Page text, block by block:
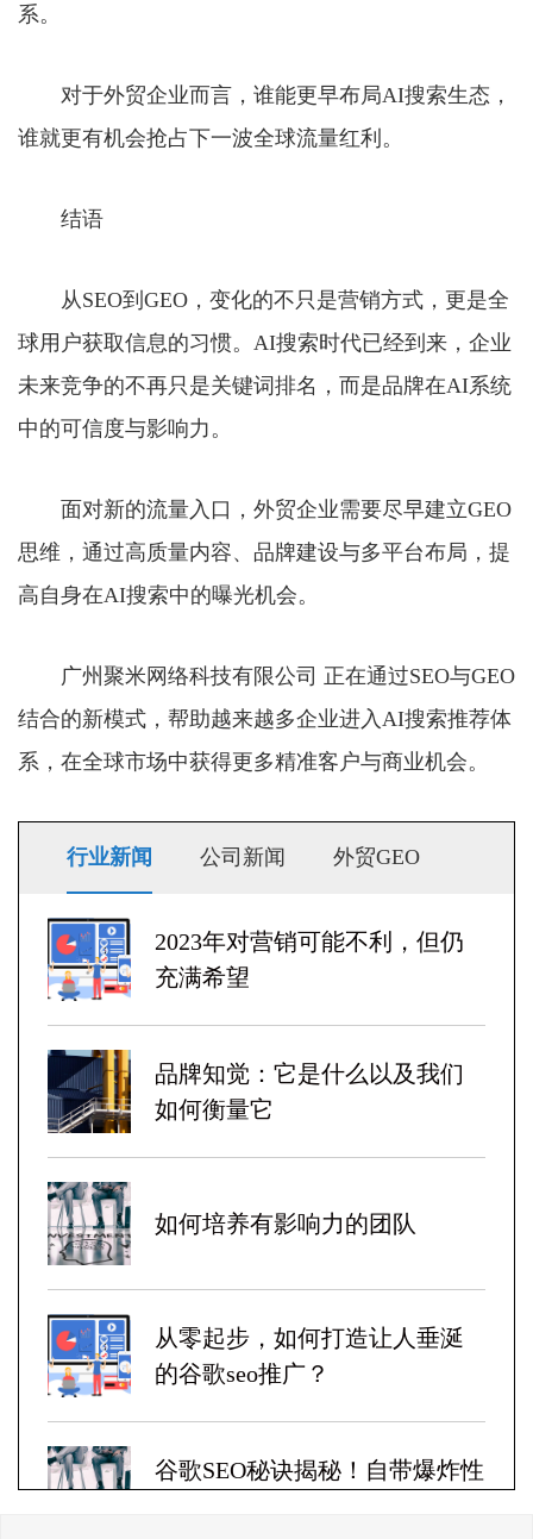
系。
对于外贸企业而言，谁能更早布局AI搜索生态，
谁就更有机会抢占下一波全球流量红利。
结语
从SEO到GEO，变化的不只是营销方式，更是全
球用户获取信息的习惯。AI搜索时代已经到来，企业
未来竞争的不再只是关键词排名，而是品牌在AI系统
中的可信度与影响力。
面对新的流量入口，外贸企业需要尽早建立GEO
思维，通过高质量内容、品牌建设与多平台布局，提
高自身在AI搜索中的曝光机会。
广州聚米网络科技有限公司 正在通过SEO与GEO
结合的新模式，帮助越来越多企业进入AI搜索推荐体
系，在全球市场中获得更多精准客户与商业机会。
行业新闻 公司新闻 外贸GEO
2023年对营销可能不利，但仍
充满希望
品牌知觉：它是什么以及我们
如何衡量它
如何培养有影响力的团队
从零起步，如何打造让人垂涎
的谷歌seo推广？
谷歌SEO秘诀揭秘！自带爆炸性